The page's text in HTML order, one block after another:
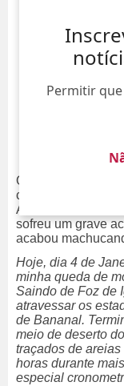
Permitir
Olivier Anquier
compartilhar um
Aos 63 anos de
sofreu um grave
acabou
Hoje, dia 4 de
minha queda de
Saindo de Foz de
atravessar os
de Bananal.
meio de deserto
traçados de
horas durante
especial